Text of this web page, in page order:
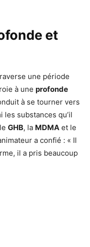
et
une période
à une profonde
à se tourner vers
les substances qu’il
GHB, la MDMA et le
a confié : « Il
il a pris beaucoup